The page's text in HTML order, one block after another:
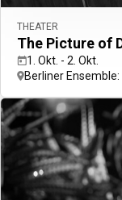
THEATER
1. Okt. - 2. Okt.
Berliner